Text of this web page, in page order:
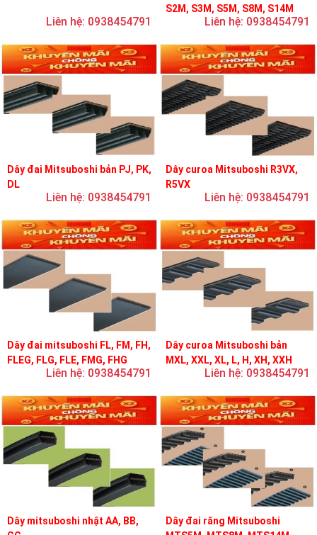
Liên hệ: 0938454791
S2M, S3M, S5M, S8M, S14M
Liên hệ: 0938454791
Dây đai Mitsuboshi bản PJ, PK,
DL
Liên hệ: 0938454791
Dây curoa Mitsuboshi R3VX,
R5VX
Liên hệ: 0938454791
Dây đai mitsuboshi FL, FM, FH,
FLEG, FLG, FLE, FMG, FHG
Liên hệ: 0938454791
Dây curoa Mitsuboshi bản
MXL, XXL, XL, L, H, XH, XXH
Liên hệ: 0938454791
Dây mitsuboshi nhật AA, BB,
Dây đai răng Mitsuboshi